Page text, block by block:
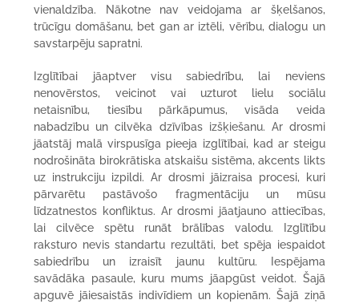
vienaldzība. Nākotne nav veidojama ar šķelšanos,
trūcīgu domāšanu, bet gan ar iztēli, vērību, dialogu un
savstarpēju sapratni.
Izglītībai jāaptver visu sabiedrību, lai neviens
nenovērstos, veicinot vai uzturot lielu sociālu
netaisnību, tiesību pārkāpumus, visāda veida
nabadzību un cilvēka dzīvības izšķiešanu. Ar drosmi
jāatstāj malā virspusīga pieeja izglītībai, kad ar steigu
nodrošināta birokrātiska atskaišu sistēma, akcents likts
uz instrukciju izpildi. Ar drosmi jāizraisa procesi, kuri
pārvarētu pastāvošo fragmentāciju un mūsu
līdzatnestos konfliktus. Ar drosmi jāatjauno attiecības,
lai cilvēce spētu runāt brālības valodu. Izglītību
raksturo nevis standartu rezultāti, bet spēja iespaidot
sabiedrību un izraisīt jaunu kultūru. Iespējama
savādāka pasaule, kuru mums jāapgūst veidot. Šajā
apguvē jāiesaistās indivīdiem un kopienām. Šajā ziņā